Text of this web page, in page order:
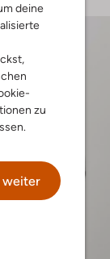
deine
zu
weiter